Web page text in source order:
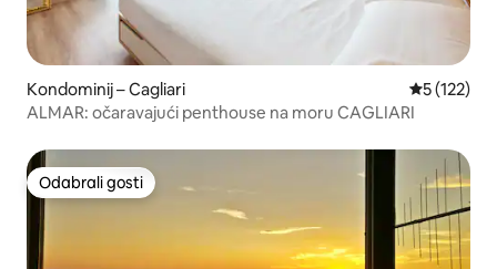
Kondominij – Cagliari Prosječna
5 (122)
ALMAR: očaravajući penthouse na moru CAGLIARI
Odabrali gosti
Odabrali gosti